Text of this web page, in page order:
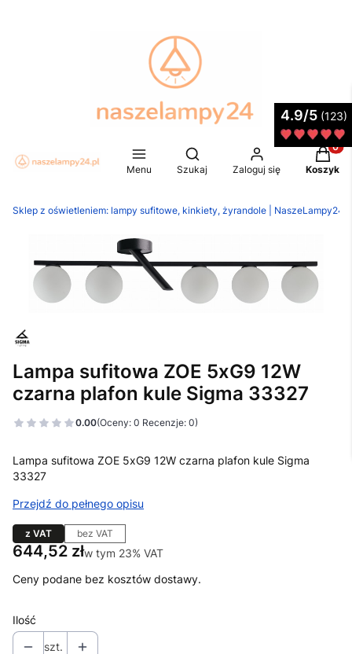
Menu
Otwórz wyszukiwarkę
Szukaj Zaloguj się Koszyk
Sklep z oświetleniem: lampy sufitowe, kinkiety, żyrandole |
Lampa sufitowa ZOE 5xG9 12W
czarna plafon kule Sigma 33327
0.00(Oceny: 0 Recenzje: 0)
Lampa sufitowa ZOE 5xG9 12W czarna plafon kule Sigma
33327
Przejdź do pełnego opisu
z VAT bez VAT
Cena
644,52 złw tym 23% VAT
w tym 23% VAT
Ceny podane bez kosztów dostawy.
Ilość
szt.
4.9/5 (123)